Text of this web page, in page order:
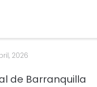
2026
de Barranquilla